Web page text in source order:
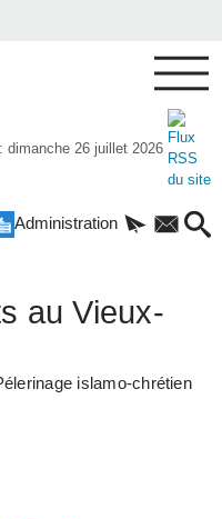
dimanche 26 juillet 2026
Administration
au Vieux-
islamo-chrétien